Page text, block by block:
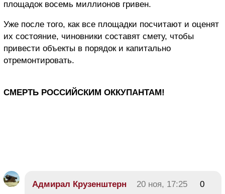
площадок восемь миллионов гривен.
Уже после того, как все площадки посчитают и оценят
их состояние, чиновники составят смету, чтобы
привести объекты в порядок и капитально
отремонтировать.
СМЕРТЬ РОССИЙСКИМ ОККУПАНТАМ!
Адмирал Крузенштерн 20 ноя, 17:25 0